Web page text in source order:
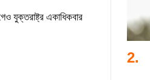
যুক্তরাষ্ট্র একাধিকবার